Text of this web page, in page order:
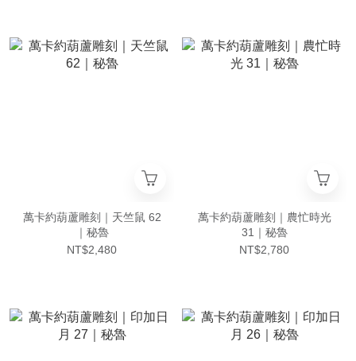
萬卡約葫蘆雕刻｜天竺鼠 62
｜秘魯
NT$2,480
萬卡約葫蘆雕刻｜農忙時光
31｜秘魯
NT$2,780